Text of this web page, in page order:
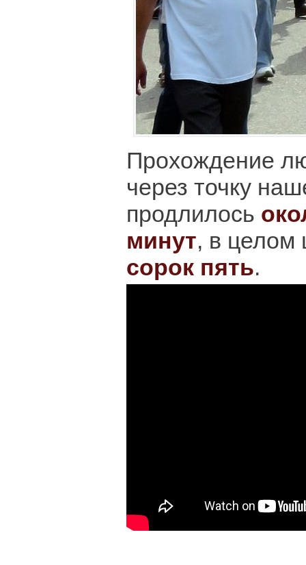
Прохождение
через точку
продлилось
минут, в целом
сорок пять.